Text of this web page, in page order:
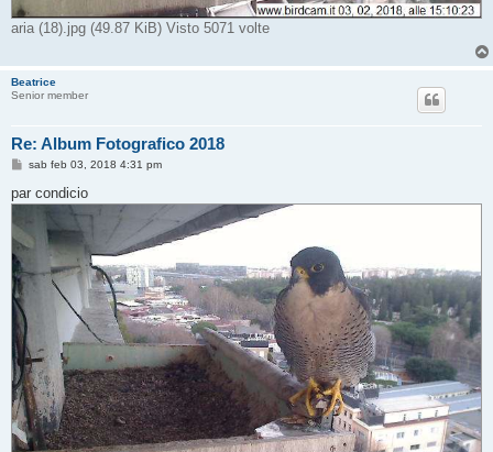
aria (18).jpg (49.87 KiB) Visto 5071 volte
Beatrice
Senior member
Re: Album Fotografico 2018
M
s
s
g
g
o
sab feb 03, 2018 4:31 pm
par condicio